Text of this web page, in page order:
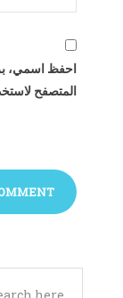
احفظ اسمي،
المتصفح